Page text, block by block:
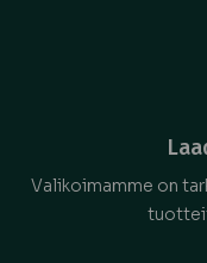
Valikoimamme on